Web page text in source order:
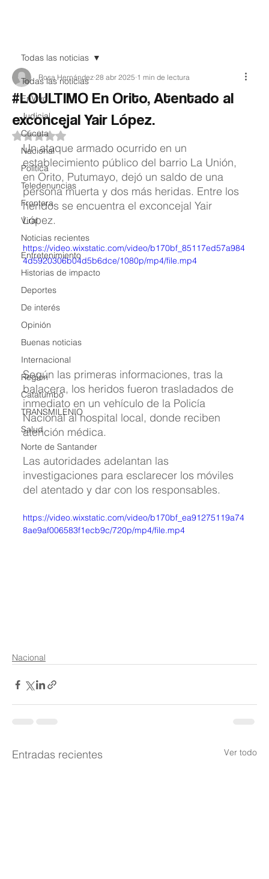
Todas las noticias
EnVivo
Judicial
Cúcuta
Nacional
Política
Teledenuncias
Frontera
Viral
Noticias recientes
Entretenimiento
Historias de impacto
Deportes
De interés
Opinión
Buenas noticias
Internacional
Region
Catatumbo
TRANSMILENIO
Salud
Norte de Santander
Todas las noticias
#LOULTIMO En Orito, Atentado al
exconcejal Yair López.
Rosa Hernández 28 abr 2025 1 min de lectura
Obtuvo NaN de 5 estrellas.
Un ataque armado ocurrido en un
establecimiento público del barrio La Unión,
en Orito, Putumayo, dejó un saldo de una
persona muerta y dos más heridas. Entre los
heridos se encuentra el exconcejal Yair
López.
https://video.wixstatic.com/video/b170bf_85117ed57a984
4d5920306b04d5b6dce/1080p/mp4/file.mp4
Según las primeras informaciones, tras la
balacera, los heridos fueron trasladados de
inmediato en un vehículo de la Policía
Nacional al hospital local, donde reciben
atención médica.
Las autoridades adelantan las
investigaciones para esclarecer los móviles
del atentado y dar con los responsables.
https://video.wixstatic.com/video/b170bf_ea91275119a74
8ae9af006583f1ecb9c/720p/mp4/file.mp4
Nacional
Entradas recientes Ver todo